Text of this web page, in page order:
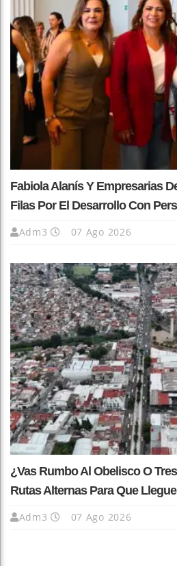
Fabiola Alanís Y Empresarias
Filas Por El Desarrollo Con
Adm3 07 Ago 2026
¿Vas Rumbo Al Obelisco O
Rutas Alternas Para Que
Adm3 07 Ago 2026